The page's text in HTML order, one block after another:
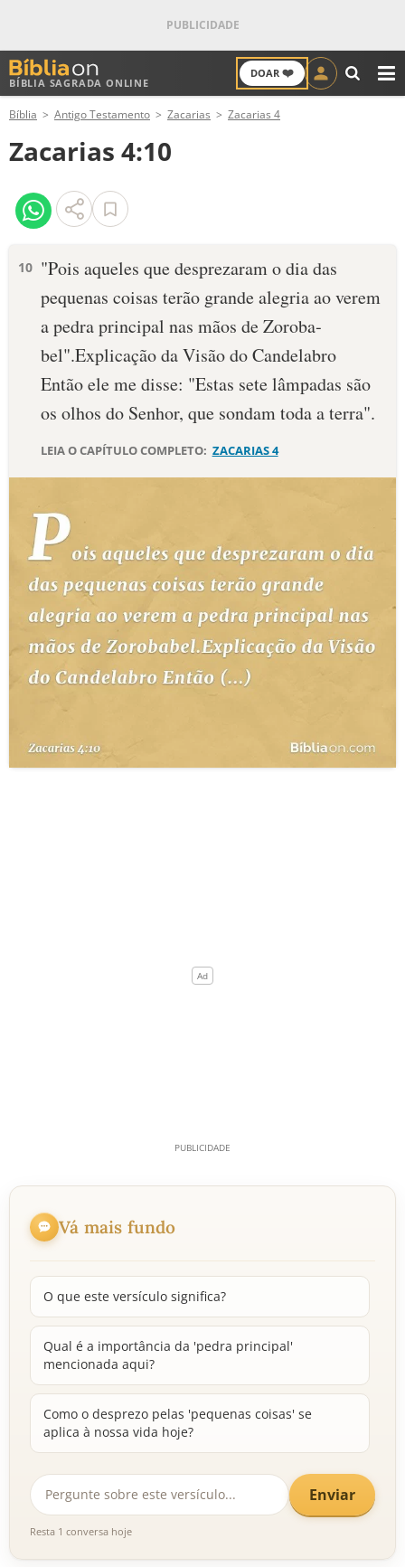
BÍBLIA SAGRADA ONLINE
DOAR ❤️
ANTIGO TESTAMENTO
NOVO TESTAMENTO
VERSÍCULOS
PALAVRA DO DIA
SALMO DO DIA
DEVOCIONAL DIÁRIO
ESBOÇOS DE PREGAÇÃO
TEMAS
PERGUNTE À BÍBLIA IA
TERMO BÍBLICO JOGOS
Bíblia Antigo Testamento Zacarias Zacarias 4
Zacarias 4:10
10 "Pois aqueles que desprezaram o dia das
pequenas coisas terão grande alegria ao verem
a pedra principal nas mãos de Zoroba­
bel".Explicação da Visão do Candelabro
Então ele me disse: "Estas sete lâmpadas são
os olhos do Senhor, que sondam toda a terra".
LEIA O CAPÍTULO COMPLETO: ZACARIAS 4
Vá mais fundo
O que este versículo significa?
Qual é a importância da 'pedra principal'
mencionada aqui?
Como o desprezo pelas 'pequenas coisas' se
aplica à nossa vida hoje?
Enviar
Resta 1 conversa hoje